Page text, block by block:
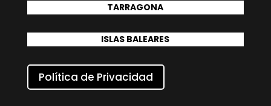
TARRAGONA
ISLAS BALEARES
Política de Privacidad